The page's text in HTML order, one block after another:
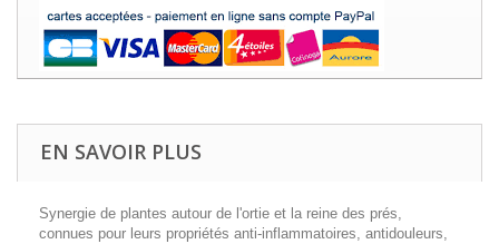
EN SAVOIR PLUS
Synergie de plantes autour de l'ortie et la reine des prés,
connues pour leurs propriétés anti-inflammatoires, antidouleurs,